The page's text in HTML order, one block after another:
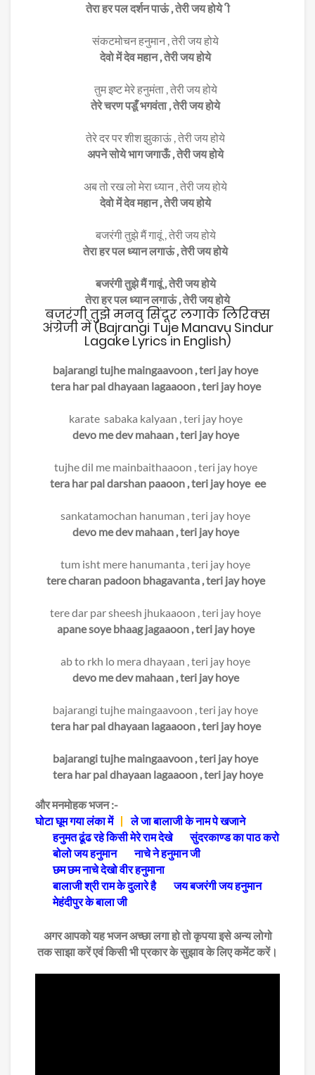
तेरा हर पल दर्शन पाऊं , तेरी जय होये ी
संकटमोचन हनुमान , तेरी जय होये
देवो में देव महान , तेरी जय होये
तुम इष्ट मेरे हनुमंता , तेरी जय होये
तेरे चरण पडूँ भगवंता , तेरी जय होये
तेरे दर पर शीश झुकाऊं , तेरी जय होये
अपने सोये भाग जगाऊँ , तेरी जय होये
अब तो रख लो मेरा ध्यान , तेरी जय होये
देवो में देव महान , तेरी जय होये
बजरंगी तुझे मैं गावूं , तेरी जय होये
तेरा हर पल ध्यान लगाऊं , तेरी जय होये
बजरंगी तुझे मैं गावूं , तेरी जय होये
तेरा हर पल ध्यान लगाऊं , तेरी जय होये
बजरंगी तुझे मनवु सिंदूर लगाके लिरिक्स
अंग्रेजी में (Bajrangi Tuje Manavu Sindur
Lagake Lyrics in English)
bajarangi tujhe maingaavoon , teri jay hoye
tera har pal dhayaan lagaaoon , teri jay hoye
karate sabaka kalyaan , teri jay hoye
devo me dev mahaan , teri jay hoye
tujhe dil me mainbaithaaoon , teri jay hoye
tera har pal darshan paaoon , teri jay hoye ee
sankatamochan hanuman , teri jay hoye
devo me dev mahaan , teri jay hoye
tum isht mere hanumanta , teri jay hoye
tere charan padoon bhagavanta , teri jay hoye
tere dar par sheesh jhukaaoon , teri jay hoye
apane soye bhaag jagaaoon , teri jay hoye
ab to rkh lo mera dhayaan , teri jay hoye
devo me dev mahaan , teri jay hoye
bajarangi tujhe maingaavoon , teri jay hoye
tera har pal dhayaan lagaaoon , teri jay hoye
bajarangi tujhe maingaavoon , teri jay hoye
tera har pal dhayaan lagaaoon , teri jay hoye
और मनमोहक भजन :-
घोटा घूम गया लंका में
ले जा बालाजी के नाम पे खजाने
हनुमत ढूंढ रहे किसी मेरे राम देखे
सुंदरकाण्ड का पाठ करो
बोलो जय हनुमान
नाचे ने हनुमान जी
छम छम नाचे देखो वीर हनुमाना
बालाजी श्री राम के दुलारे है
जय बजरंगी जय हनुमान
मेहंदीपुर के बाला जी
अगर आपको यह भजन अच्छा लगा हो तो कृपया इसे अन्य लोगो
तक साझा करें एवं किसी भी प्रकार के सुझाव के लिए कमेंट करें।